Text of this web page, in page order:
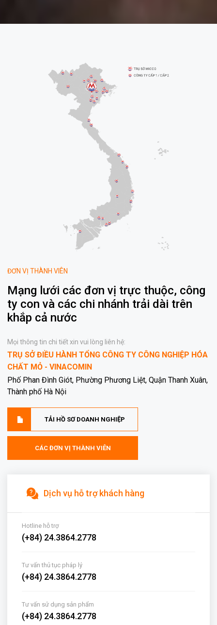
ĐƠN VỊ THÀNH VIÊN
Mạng lưới các đơn vị trực thuộc, công
ty con và các chi nhánh trải dài trên
khắp cả nước
Mọi thông tin chi tiết xin vui lòng liên hệ:
TRỤ SỞ ĐIỀU HÀNH TỔNG CÔNG TY CÔNG NGHIỆP HÓA
CHẤT MỎ - VINACOMIN
Phố Phan Đình Giót, Phường Phương Liệt, Quận Thanh Xuân,
Thành phố Hà Nội
TẢI HỒ SƠ DOANH NGHIỆP
CÁC ĐƠN VỊ THÀNH VIÊN
Dịch vụ hỗ trợ khách hàng
Hotline hỗ trợ
(+84) 24.3864.2778
Tư vấn thủ tục pháp lý
(+84) 24.3864.2778
Tư vấn sử dụng sản phẩm
(+84) 24.3864.2778